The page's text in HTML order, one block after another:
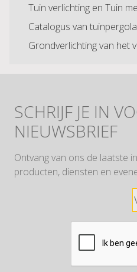
Tuin verlichting en Tuin
Catalogus van
Grondverlichting van het
SCHRIJF JE IN
NIEUWSBRIEF
Ontvang van ons de laatste
producten, diensten en